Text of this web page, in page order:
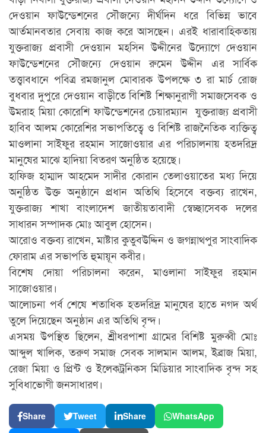
দেওয়ান ফাউন্ডেশনের সৌজন্যে দীর্ঘদিন ধরে বিভিন্ন ভাবে
আর্তমানবতার সেবায় কাজ করে আসছেন। এরই ধারাবাহিকতায়
যুক্তরাজ্য প্রবাসী দেওয়ান মহসিন উদ্দীনের উদ্যোগে দেওয়ান
ফাউন্ডেশনের সৌজন্যে দেওয়ান রুমেন উদ্দীন এর সার্বিক
তত্ত্বাবধানে পবিত্র রমজানুল মোবারক উপলক্ষে ৩ রা মার্চ রোজ
বুধবার দুপুরে দেওয়ান বাড়ীতে বিশিষ্ট শিক্ষানুরাগী সমাজসেবক ও
উমরাহ মিয়া কোরেশি ফাউন্ডেশনের চেয়ারম্যান যুক্তরাজ্য প্রবাসী
হাবিব আলম কোরেশির সভাপতিত্বে ও বিশিষ্ট রাজনৈতিক ব্যক্তিত্ব
মাওলানা সাইফুর রহমান সাজোওয়ার এর পরিচালনায় হতদরিদ্র
মানুষের মাঝে হাদিয়া বিতরণ অনুষ্ঠিত হয়েছে।
হাফিজ হাম্মাদ আহমেদ সাদীর কোরান তেলাওয়াতের মধ্য দিয়ে
অনুষ্ঠিত উক্ত অনুষ্ঠানে প্রধান অতিথি হিসেবে বক্তব্য রাখেন,
যুক্তরাজ্য শাখা বাংলাদেশ জাতীয়তাবাদী স্বেচ্ছাসেবক দলের
সাধারন সম্পাদক মোঃ আবুল হোসেন।
আরোও বক্তব্য রাখেন, মাষ্টার কুতুবউদ্দিন ও জগন্নাথপুর সাংবাদিক
ফোরাম এর সভাপতি হুমায়ূন কবীর।
বিশেষ দোয়া পরিচালনা করেন, মাওলানা সাইফুর রহমান
সাজোওয়ার।
আলোচনা পর্ব শেষে শতাধিক হতদরিদ্র মানুষের হাতে নগদ অর্থ
তুলে দিয়েছেন অনুষ্ঠান এর অতিথি বৃন্দ।
এসময় উপস্থিত ছিলেন, শ্রীধরপাশা গ্রামের বিশিষ্ট মুরুব্বী মোঃ
আব্দুল খালিক, তরুণ সমাজ সেবক সালমান আলম, ইব্রাজ মিয়া,
রেজা মিয়া ও প্রিন্ট ও ইলেকট্রনিকস মিডিয়ার সাংবাদিক বৃন্দ সহ
সুবিধাভোগী জনসাধারণ।
Share Tweet Share WhatsApp